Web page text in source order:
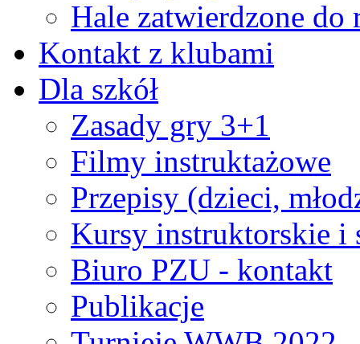
Hale zatwierdzone
Kontakt z klubami
Dla szkół
Zasady gry 3+1
Filmy instruktażowe
Przepisy (dzieci,
Kursy instruktorskie i
Biuro PZU - kontakt
Publikacje